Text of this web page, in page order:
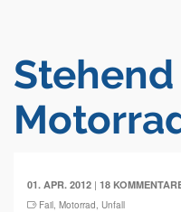
01. APR. 2012 | 18
Fail, Motorrad, Unfall